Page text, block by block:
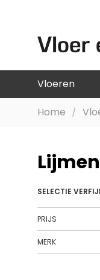
DE
INHOUD
Vloeren
Home
Lijmen
SELECTIE
PRIJS
MERK